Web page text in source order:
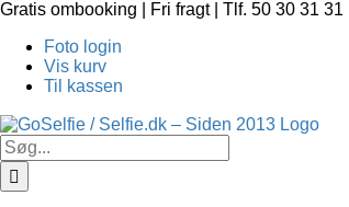
Skip
content
Gratis ombooking | Fri fragt | Tlf. 50 30 31 31
Foto login
Vis kurv
Til kassen
Søg
efter: